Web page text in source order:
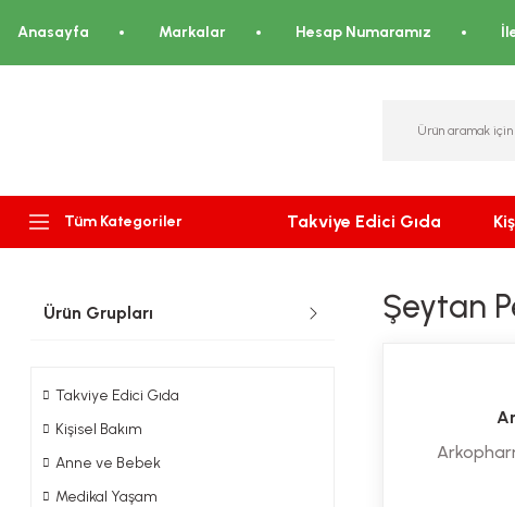
Anasayfa Markalar Hesap Numaramız
Tüm Kategoriler Takviye Edici Gıda
Ürün Grupları
Takviye Edici Gıda
Kişisel Bakım
Anne ve Bebek
Medikal Yaşam
Şeytan